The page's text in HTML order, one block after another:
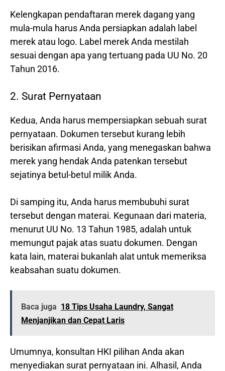
Kelengkapan pendaftaran merek dagang yang
mula-mula harus Anda persiapkan adalah label
merek atau logo. Label merek Anda mestilah
sesuai dengan apa yang tertuang pada UU No. 20
Tahun 2016.
2. Surat Pernyataan
Kedua, Anda harus mempersiapkan sebuah surat
pernyataan. Dokumen tersebut kurang lebih
berisikan afirmasi Anda, yang menegaskan bahwa
merek yang hendak Anda patenkan tersebut
sejatinya betul-betul milik Anda.
Di samping itu, Anda harus membubuhi surat
tersebut dengan materai. Kegunaan dari materia,
menurut UU No. 13 Tahun 1985, adalah untuk
memungut pajak atas suatu dokumen. Dengan
kata lain, materai bukanlah alat untuk memeriksa
keabsahan suatu dokumen.
Baca juga 18 Tips Usaha Laundry, Sangat
Menjanjikan dan Cepat Laris
Umumnya, konsultan HKI pilihan Anda akan
menyediakan surat pernyataan ini. Alhasil, Anda